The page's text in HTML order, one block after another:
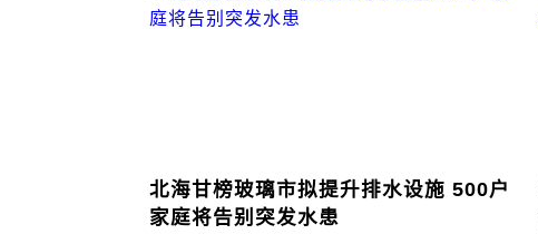
北海甘榜玻璃市拟提升排水设施 500户
家庭将告别突发水患